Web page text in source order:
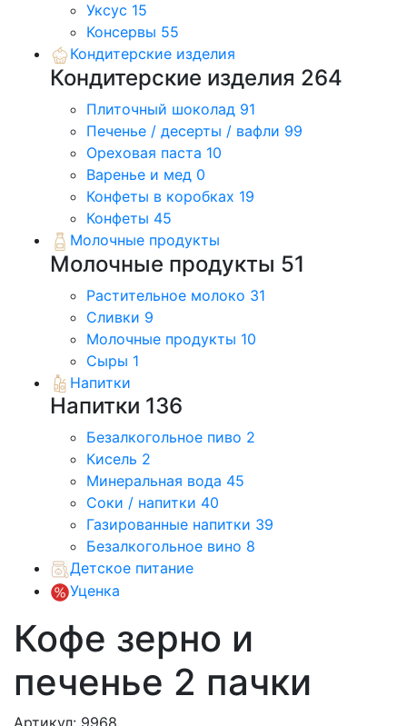
Уксус 15
Консервы 55
Кондитерские изделия
Кондитерские изделия 264
Плиточный шоколад 91
Печенье / десерты / вафли 99
Ореховая паста 10
Варенье и мед 0
Конфеты в коробках 19
Конфеты 45
Молочные продукты
Молочные продукты 51
Растительное молоко 31
Сливки 9
Молочные продукты 10
Сыры 1
Напитки
Напитки 136
Безалкогольное пиво 2
Кисель 2
Минеральная вода 45
Соки / напитки 40
Газированные напитки 39
Безалкогольное вино 8
Детское питание
Уценка
Кофе зерно и
печенье 2 пачки
Артикул: 9968